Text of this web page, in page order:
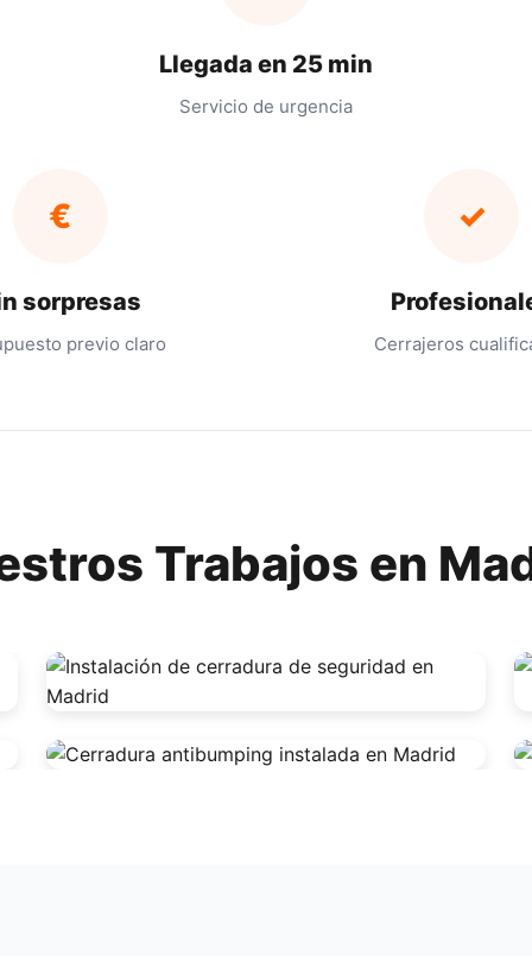
Llegada en 25 min
Servicio de urgencia
€
sorpresas
previo claro
✓
Cerrajeros
Trabajos en